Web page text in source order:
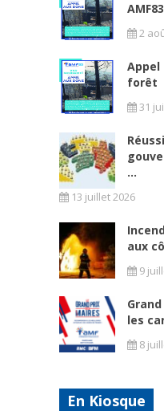
AMF83
2
Appel
forêt
31
...
13 juillet 2026
aux
9
les
8
En Kiosque